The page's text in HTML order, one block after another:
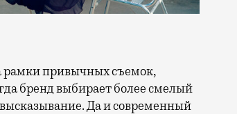
бренд выбирает более смелый
Да и современный